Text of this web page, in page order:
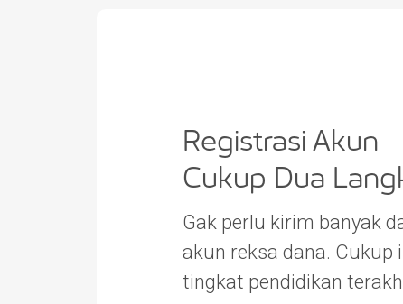
Registrasi Akun
Cukup Dua
Gak perlu kirim banyak
akun reksa dana. Cukup
tingkat pendidikan